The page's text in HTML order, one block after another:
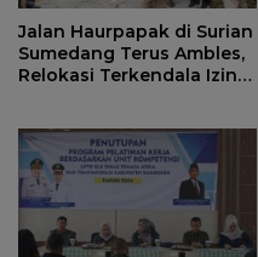
Jalan Haurpapak di Surian
Sumedang Terus Ambles,
Relokasi Terkendala Izin